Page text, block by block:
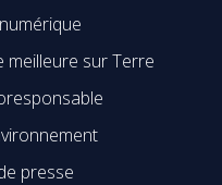
meilleure sur Terre
presse